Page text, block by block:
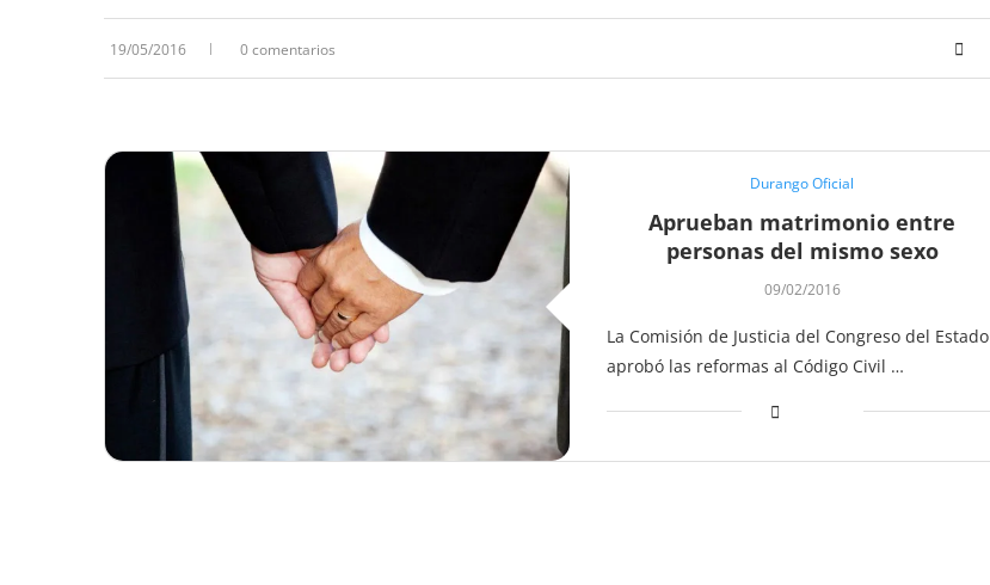
19/05/2016 0 comentarios
Durango Oficial
Aprueban matrimonio entre
personas del mismo sexo
09/02/2016
La Comisión de Justicia del Congreso del Estado
aprobó las reformas al Código Civil …